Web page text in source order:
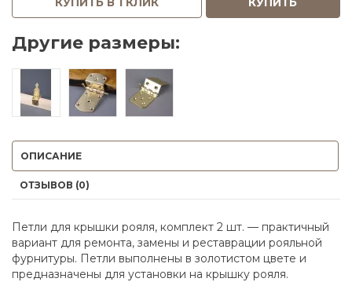
Другие размеры:
ОПИСАНИЕ
ОТЗЫВОВ (0)
Петли для крышки рояля, комплект 2 шт. — практичный
вариант для ремонта, замены и реставрации рояльной
фурнитуры. Петли выполнены в золотистом цвете и
предназначены для установки на крышку рояля.